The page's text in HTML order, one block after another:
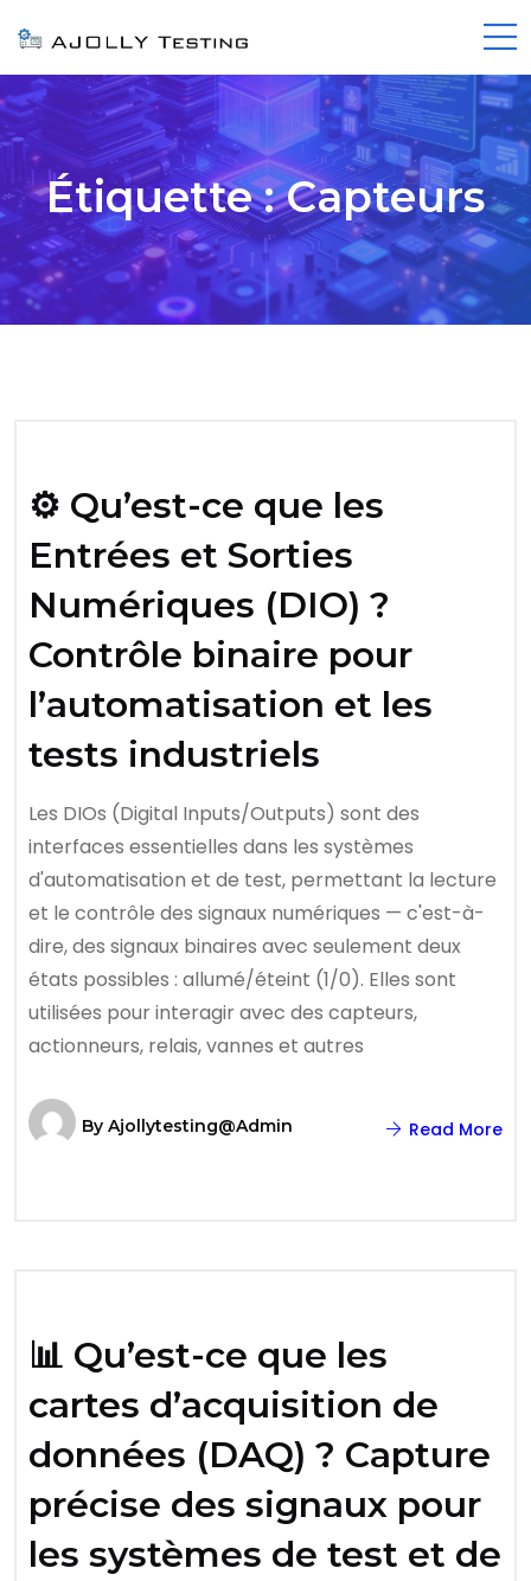
Étiquette :Capteurs
⚙️ Qu’est-ce que les
Entrées et Sorties
Numériques (DIO) ?
Contrôle binaire pour
l’automatisation et les
tests industriels
Les DIOs (Digital Inputs/Outputs) sont des
interfaces essentielles dans les systèmes
d'automatisation et de test, permettant la lecture
et le contrôle des signaux numériques — c'est-à-
dire, des signaux binaires avec seulement deux
états possibles : allumé/éteint (1/0). Elles sont
utilisées pour interagir avec des capteurs,
actionneurs, relais, vannes et autres
By Ajollytesting@admin Read More
📊 Qu’est-ce que les
cartes d’acquisition de
données (DAQ) ? Capture
précise des signaux pour
les systèmes de test et de